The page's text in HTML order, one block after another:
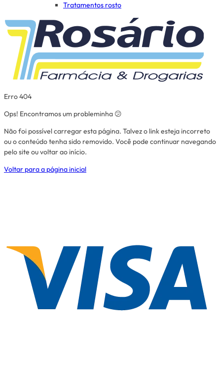
Tratamentos rosto
Erro 404
Ops! Encontramos um probleminha 😕
Não foi possível carregar esta página. Talvez o link esteja incorreto
ou o conteúdo tenha sido removido. Você pode continuar navegando
pelo site ou voltar ao início.
Voltar para a página inicial